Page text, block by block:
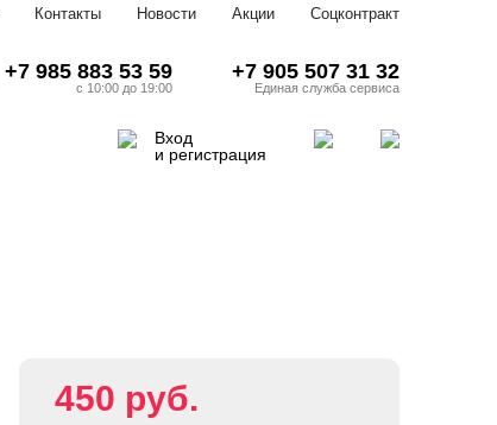
Контакты Новости Акции Соцконтракт
+7 985 883 53 59
с 10:00 до 19:00
+7 905 507 31 32
Единая служба сервиса
Вход
и регистрация
450 руб.